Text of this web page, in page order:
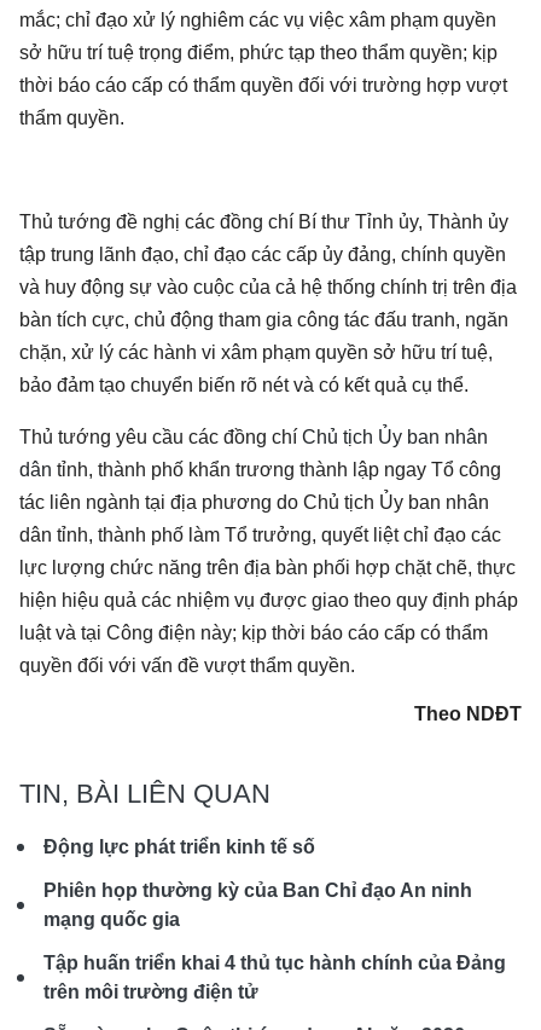
mắc; chỉ đạo xử lý nghiêm các vụ việc xâm phạm quyền
sở hữu trí tuệ trọng điểm, phức tạp theo thẩm quyền; kịp
thời báo cáo cấp có thẩm quyền đối với trường hợp vượt
thẩm quyền.
Thủ tướng đề nghị các đồng chí Bí thư Tỉnh ủy, Thành ủy
tập trung lãnh đạo, chỉ đạo các cấp ủy đảng, chính quyền
và huy động sự vào cuộc của cả hệ thống chính trị trên địa
bàn tích cực, chủ động tham gia công tác đấu tranh, ngăn
chặn, xử lý các hành vi xâm phạm quyền sở hữu trí tuệ,
bảo đảm tạo chuyển biến rõ nét và có kết quả cụ thể.
Thủ tướng yêu cầu các đồng chí Chủ tịch Ủy ban nhân
dân tỉnh, thành phố khẩn trương thành lập ngay Tổ công
tác liên ngành tại địa phương do Chủ tịch Ủy ban nhân
dân tỉnh, thành phố làm Tổ trưởng, quyết liệt chỉ đạo các
lực lượng chức năng trên địa bàn phối hợp chặt chẽ, thực
hiện hiệu quả các nhiệm vụ được giao theo quy định pháp
luật và tại Công điện này; kịp thời báo cáo cấp có thẩm
quyền đối với vấn đề vượt thẩm quyền.
Theo NDĐT
TIN, BÀI LIÊN QUAN
Động lực phát triển kinh tế số
Phiên họp thường kỳ của Ban Chỉ đạo An ninh
mạng quốc gia
Tập huấn triển khai 4 thủ tục hành chính của Đảng
trên môi trường điện tử